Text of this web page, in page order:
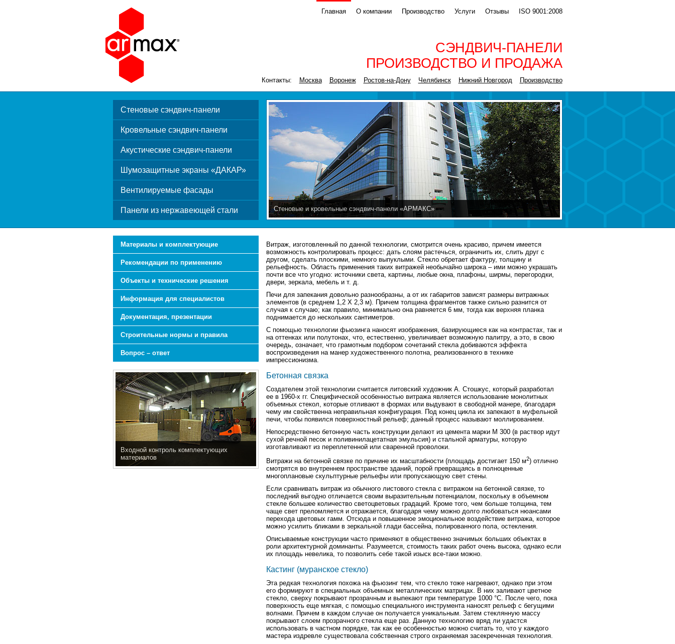
Главная О компании Производство Услуги Отзывы ISO 9001:2008
СЭНДВИЧ-ПАНЕЛИ
ПРОИЗВОДСТВО И ПРОДАЖА
Контакты: Москва Воронеж Ростов-на-Дону Челябинск Нижний Новгород Производство
Стеновые сэндвич-панели
Кровельные сэндвич-панели
Акустические сэндвич-панели
Шумозащитные экраны «ДАКАР»
Вентилируемые фасады
Панели из нержавеющей стали Стеновые и кровельные сэндвич-панели «АРМАКС»
Материалы и комплектующие
Рекомендации по применению
Объекты и технические решения
Информация для специалистов
Документация, презентации
Строительные нормы и правила
Вопрос – ответ
Входной контроль комплектующих
материалов
Витраж, изготовленный по данной технологии, смотрится очень красиво, причем имеется
возможность контролировать процесс: дать слоям растечься, ограничить их, слить друг с
другом, сделать плоскими, немного выпуклыми. Стекло обретает фактуру, толщину и
рельефность. Область применения таких витражей необычайно широка – ими можно украшать
почти все что угодно: источники света, картины, любые окна, плафоны, ширмы, перегородки,
двери, зеркала, мебель и т. д.
Печи для запекания довольно разнообразны, а от их габаритов зависят размеры витражных
элементов (в среднем 1,2 X 2,3 м). Причем толщина фрагментов также сильно разнится от
случая к случаю; как правило, минимально она равняется 6 мм, тогда как верхняя планка
поднимается до нескольких сантиметров.
С помощью технологии фьюзинга наносят изображения, базирующиеся как на контрастах, так и
на оттенках или полутонах, что, естественно, увеличивает возможную палитру, а это, в свою
очередь, означает, что грамотным подбором сочетаний стекла добиваются эффекта
воспроизведения на манер художественного полотна, реализованного в технике
импрессионизма.
Бетонная связка
Создателем этой технологии считается литовский художник А. Стошкус, который разработал
ее в 1960-х гг. Специфической особенностью витража является использование монолитных
объемных стекол, которые отливают в формах или выдувают в свободной манере, благодаря
чему им свойственна неправильная конфигурация. Под конец цикла их запекают в муфельной
печи, чтобы появился поверхностный рельеф; данный процесс называют моллированием.
Непосредственно бетонную часть конструкции делают из цемента марки М 300 (в раствор идут
сухой речной песок и поливинилацетатная эмульсия) и стальной арматуры, которую
изготавливают из переплетенной или сваренной проволоки.
Витражи на бетонной связке по причине их масштабности (площадь достигает 150 м2) отлично
смотрятся во внутреннем пространстве зданий, порой превращаясь в полноценные
многоплановые скульптурные рельефы или пропускающую свет стены.
Если сравнивать витраж из обычного листового стекла с витражом на бетонной связке, то
последний выгодно отличается своим выразительным потенциалом, поскольку в объемном
стекле большее количество светоцветовых градаций. Кроме того, чем больше толщина, тем
чаще свет преломляется и отражается, благодаря чему можно долго любоваться нюансами
перехода цветовых гамм. Отсюда и повышенное эмоциональное воздействие витража, которое
можно усилить бликами в зеркальной глади бассейна, полированного пола, остекления.
Описываемые конструкции часто применяют в общественно значимых больших объектах в
роли архитектурной доминанты. Разумеется, стоимость таких работ очень высока, однако если
их площадь невелика, то позволить себе такой изыск все-таки можно.
Кастинг (муранское стекло)
Эта редкая технология похожа на фьюзинг тем, что стекло тоже нагревают, однако при этом
его формируют в специальных объемных металлических матрицах. В них заливают цветное
стекло, сверху покрывают прозрачным и выпекают при температуре 1000 °C. После чего, пока
поверхность еще мягкая, с помощью специального инструмента наносят рельеф с бегущими
волнами. Причем в каждом случае он получается уникальным. Затем стеклянную массу
покрывают слоем прозрачного стекла еще раз. Данную технологию вряд ли удастся
использовать в частном порядке, так как ее особенностью можно считать то, что у каждого
мастера издревле существовала собственная строго охраняемая засекреченная технология.